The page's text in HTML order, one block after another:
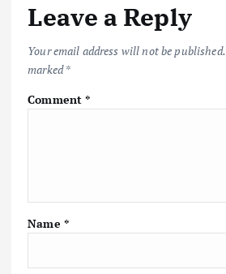
Leave a Reply
Your email address will not be published.
marked*
Comment*
Name *